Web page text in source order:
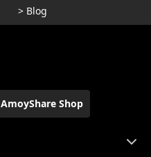
> Blog
AmoyShare Shop